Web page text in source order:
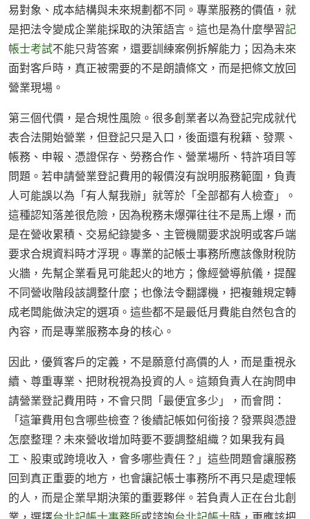
易對象、成本結構與未來規劃都不同。專業服務的價值，就
是把法令變成企業能採取的決策語言。這也是為什麼學習記
帳士考試不能只背答案，還要訓練案例拆解能力；因為未來
面對客戶時，真正被需要的不是朗讀條文，而是把條文放回
營業現場。
第三個代價，是合規性風險。很多創業者以為登記完成就代
表合法開始營業，但登記只是入口，後面還有稅籍、發票、
帳務、申報、憑證保存、勞務合作、營業場所、特許項目等
問題。若申請營業登記費用的報價沒有說明服務範圍，負責
人可能誤以為「有人幫我辦」就等於「全部都有人檢查」。
這種認知落差很危險，因為稅務未爆彈往往不是馬上爆，而
是在營收累積、交易紀錄變多、主管機關要求說明或客戶端
要求合規資料時才浮現。專業的記帳士事務所應該像財稅防
火牆，先幫企業看見可能起火的地方；像經營導航儀，提醒
不同營收階段該調整什麼；也像法令翻譯機，把複雜規定轉
成老闆能做決定的選項。這些都不是最低月費能自然包含的
內容，而是專業服務本身的核心。
因此，優質客戶的定義，不是願意付高價的人，而是重視永
續、尊重專業、把財稅視為投資的人。這類負責人在詢問申
請營業登記費用時，不會只問「最便宜多少」，而會問：
「這筆費用包含哪些檢查？後續記帳如何銜接？發票與憑證
怎麼整理？未來營收增加時要不要調整組織？如果我有員
工、股東或跨境收入，會多哪些責任？」這些問題會讓服務
回到真正重要的地方，也會讓記帳士事務所不再只是處理帳
的人，而是企業早期決策的重要夥伴。若負責人正在台北創